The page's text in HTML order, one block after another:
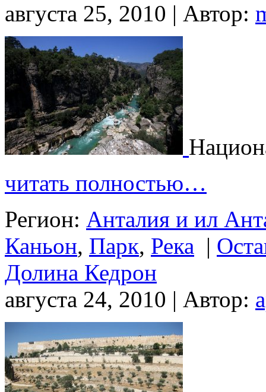
августа 25, 2010 | Автор:
читать полностью…
Регион: Анталия и ил
Каньон, Парк, Река |
Долина Кедрон
августа 24, 2010 | Автор: